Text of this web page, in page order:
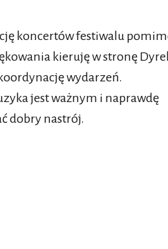
koncertów festiwalu
kieruję w stronę
wydarzeń.
jest ważnym i naprawdę
dobry nastrój.